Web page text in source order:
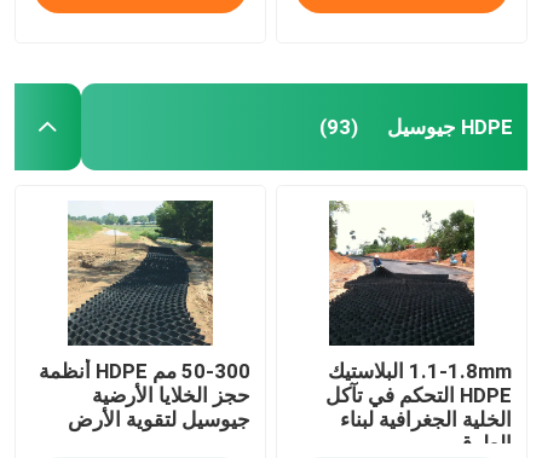
HDPE جيوسيل (93)
1.1-1.8mm البلاستيك
HDPE التحكم في تآكل
الخلية الجغرافية لبناء
الطرق
50-300 مم HDPE أنظمة
حجز الخلايا الأرضية
جيوسيل لتقوية الأرض